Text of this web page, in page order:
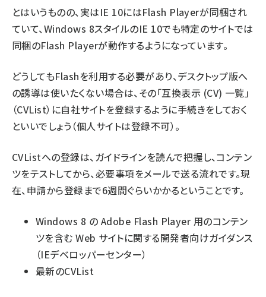
とはいうものの、実はIE 10にはFlash Playerが同梱され
ていて、Windows 8スタイルのIE 10でも特定のサイトでは
同梱のFlash Playerが動作するようになっています。
どうしてもFlashを利用する必要があり、デスクトップ版へ
の誘導は使いたくない場合は、その「互換表示 (CV) 一覧」
（CVList）に自社サイトを登録するように手続きをしておく
といいでしょう（個人サイトは登録不可）。
CVListへの登録は、ガイドラインを読んで把握し、コンテン
ツをテストしてから、必要事項をメールで送る流れです。現
在、申請から登録まで6週間ぐらいかかるということです。
Windows 8 の Adobe Flash Player 用のコンテン
ツを含む Web サイトに関する開発者向けガイダンス
（IEデベロッパーセンター）
最新のCVList